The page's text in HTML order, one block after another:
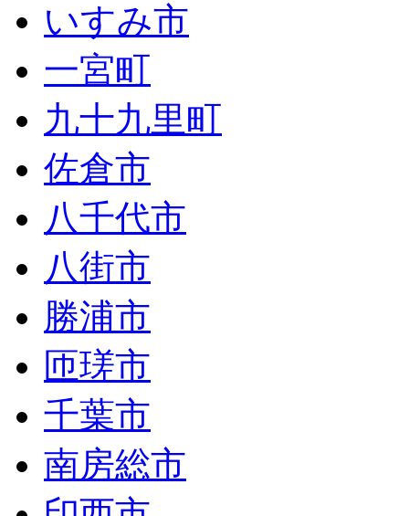
いすみ市
一宮町
九十九里町
佐倉市
八千代市
八街市
勝浦市
匝瑳市
千葉市
南房総市